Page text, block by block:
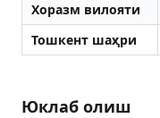
Хоразм вилояти
Тошкент шаҳри
Юклаб олиш